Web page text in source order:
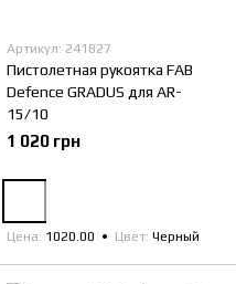
Артикул: 241827
Пистолетная рукоятка FAB
Defence GRADUS для AR-
15/10
1 020 грн
Цена 1020.00 Цвет Черный